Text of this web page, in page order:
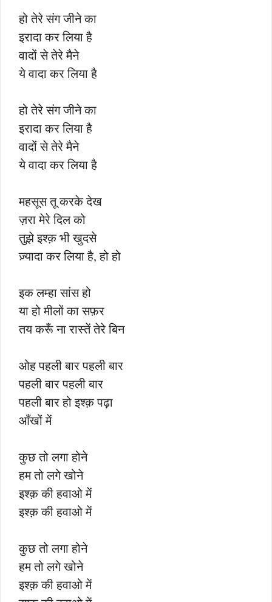
हो तेरे संग जीने का
इरादा कर लिया है
वादों से तेरे मैने
ये वादा कर लिया है
हो तेरे संग जीने का
इरादा कर लिया है
वादों से तेरे मैने
ये वादा कर लिया है
महसूस तू करके देख
ज़रा मेरे दिल को
तुझे इश्क़ भी खुदसे
ज़्यादा कर लिया है, हो हो
इक लम्हा सांस हो
या हो मीलों का सफ़र
तय करूँ ना रास्तें तेरे बिन
ओह पहली बार पहली बार
पहली बार पहली बार
पहली बार हो इश्क़ पढ़ा
आँखों में
कुछ तो लगा होने
हम तो लगे खोने
इश्क़ की हवाओ में
इश्क़ की हवाओ में
कुछ तो लगा होने
हम तो लगे खोने
इश्क़ की हवाओ में